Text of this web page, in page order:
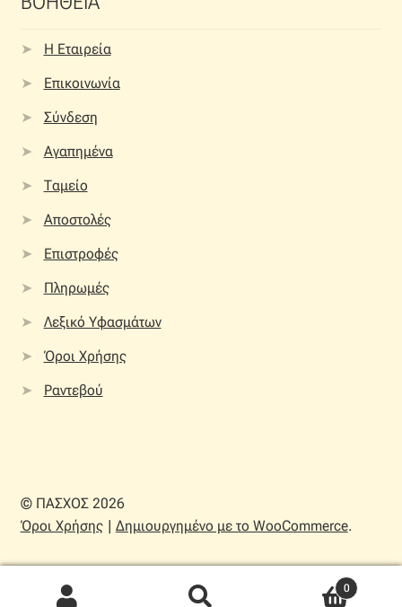
Η Εταιρεία
Επικοινωνία
Σύνδεση
Αγαπημένα
Ταμείο
Αποστολές
Επιστροφές
Πληρωμές
Λεξικό Υφασμάτων
Όροι Χρήσης
Ραντεβού
© ΠΑΣΧΟΣ 2026
Όροι Χρήσης
Δημιουργημένο με το WooCommerce.
0